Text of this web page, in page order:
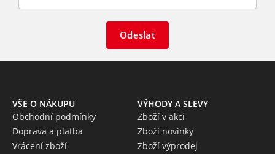
Odeslat
VŠE O NÁKUPU
Obchodní podmínky
Doprava a platba
Vrácení zboží
VÝHODY A SLEVY
Zboží v akci
Zboží novinky
Zboží výprodej